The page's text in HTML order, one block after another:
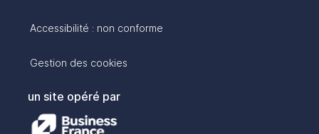
Accessibilité : non conforme
Gestion des cookies
un site opéré par